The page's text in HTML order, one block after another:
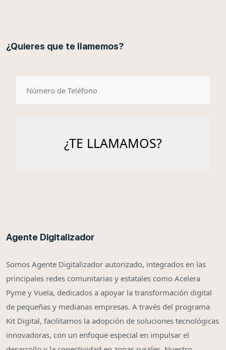
¿Quieres que te llamemos?
Agente Digitalizador
Somos Agente Digitalizador autorizado, integrados en las
principales redes comunitarias y estatales como Acelera
Pyme y Vuela, dedicados a apoyar la transformación digital
de pequeñas y medianas empresas. A través del programa
Kit Digital, facilitamos la adopción de soluciones tecnológicas
innovadoras, con un enfoque especial en impulsar el